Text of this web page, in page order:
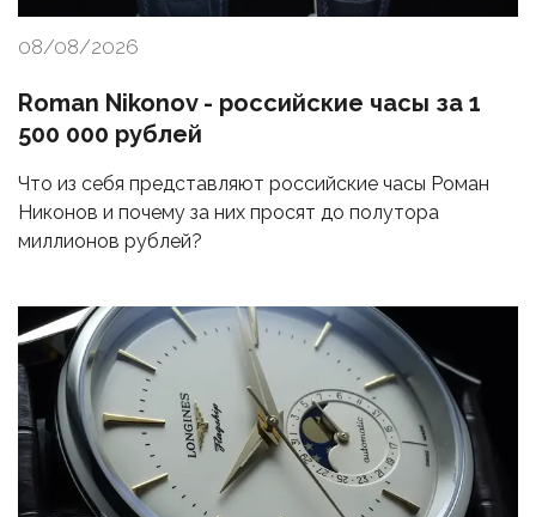
08/08/2026
Roman Nikonov - российские часы за 1
500 000 рублей
Что из себя представляют российские часы Роман
Никонов и почему за них просят до полутора
миллионов рублей?